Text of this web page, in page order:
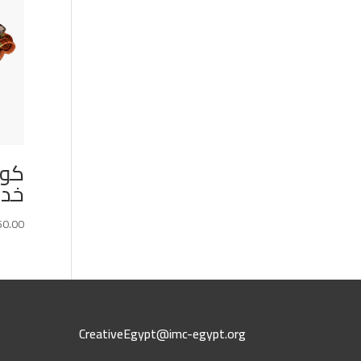
CreativeEgypt@imc-egypt.org